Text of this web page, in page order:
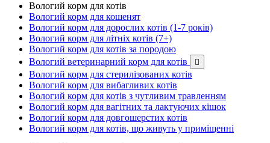
Вологий корм для котів
Вологий корм для кошенят
Вологий корм для дорослих котів (1-7 років)
Вологий корм для літніх котів (7+)
Вологий корм для котів за породою
Вологий ветеринарний корм для котів

Вологий корм для стерилізованих котів
Вологий корм для вибагливих котів
Вологий корм для котів з чутливим травленням
Вологий корм для вагітних та лактуючих кішок
Вологий корм для довгошерстих котів
Вологий корм для котів, що живуть у приміщенні